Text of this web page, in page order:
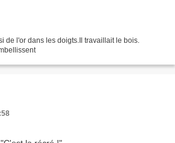
de l'or dans les doigts.Il travaillait le bois.